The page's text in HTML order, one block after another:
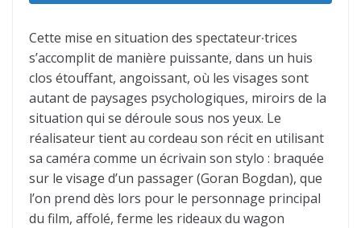
Cette mise en situation des spectateur∙trices
s’accomplit de manière puissante, dans un huis
clos étouffant, angoissant, où les visages sont
autant de paysages psychologiques, miroirs de la
situation qui se déroule sous nos yeux. Le
réalisateur tient au cordeau son récit en utilisant
sa caméra comme un écrivain son stylo : braquée
sur le visage d’un passager (Goran Bogdan), que
l’on prend dès lors pour le personnage principal
du film, affolé, ferme les rideaux du wagon